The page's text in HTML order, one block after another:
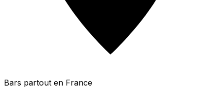
Bars partout en France